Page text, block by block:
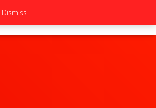
BIKES
Dismiss